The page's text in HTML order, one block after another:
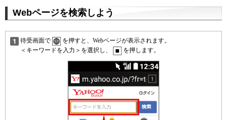
Webページを検索しよう
待受画面で
を押すと、Webページが表示されます。
＜キーワードを入力＞を選択し、
を押します。